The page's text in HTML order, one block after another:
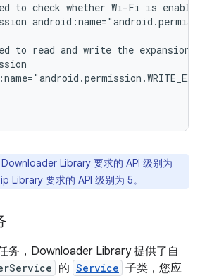
to check whether Wi-Fi is
to read and write the expansion
Downloader Library 要求的 API 级别为
Library 要求的 API 级别为 5。
务，Downloader Library 提供了自
的 Service 子类，您应